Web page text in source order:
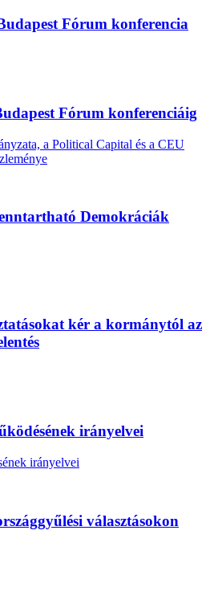
Fórum konferencia
Fórum konferenciáig
a Political Capital és a CEU
Demokráciák
kér a kormánytól az
irányelvei
irányelvei
választásokon